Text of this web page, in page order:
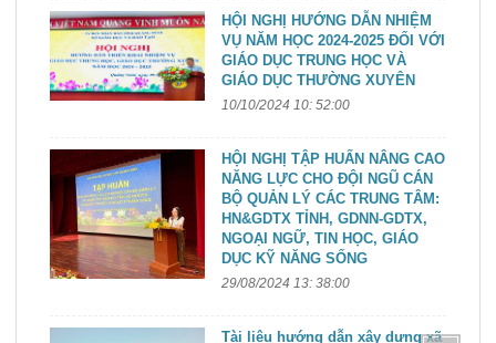
HỘI NGHỊ HƯỚNG DẪN NHIỆM
VỤ NĂM HỌC 2024-2025 ĐỐI VỚI
GIÁO DỤC TRUNG HỌC VÀ
GIÁO DỤC THƯỜNG XUYÊN
10/10/2024 10: 52:00
HỘI NGHỊ TẬP HUẤN NÂNG CAO
NĂNG LỰC CHO ĐỘI NGŨ CÁN
BỘ QUẢN LÝ CÁC TRUNG TÂM:
HN&GDTX TỈNH, GDNN-GDTX,
NGOẠI NGỮ, TIN HỌC, GIÁO
DỤC KỸ NĂNG SỐNG
29/08/2024 13: 38:00
Tài liệu hướng dẫn xây dựng xã